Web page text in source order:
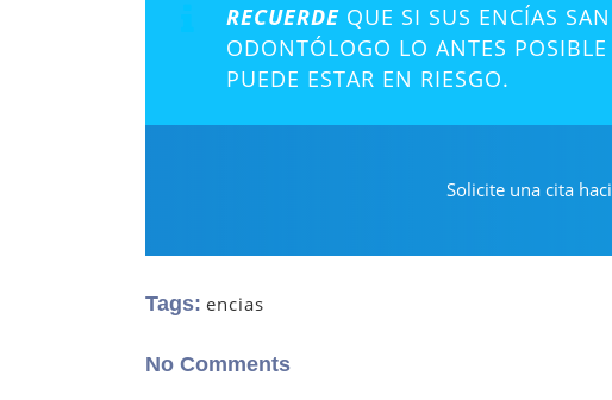
RECUERDE QUE SI SUS ENCÍAS
ODONTÓLOGO LO ANTES
PUEDE ESTAR EN RIESGO.
Solicite una cita
Tags: encias
No Comments